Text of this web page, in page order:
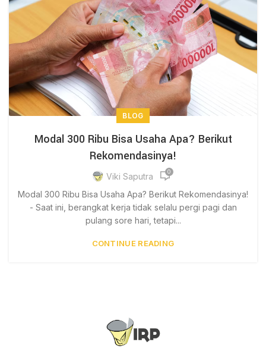
BLOG
Modal 300 Ribu Bisa Usaha Apa? Berikut
Rekomendasinya!
Viki Saputra 0
Modal 300 Ribu Bisa Usaha Apa? Berikut Rekomendasinya!
- Saat ini, berangkat kerja tidak selalu pergi pagi dan
pulang sore hari, tetapi...
CONTINUE READING